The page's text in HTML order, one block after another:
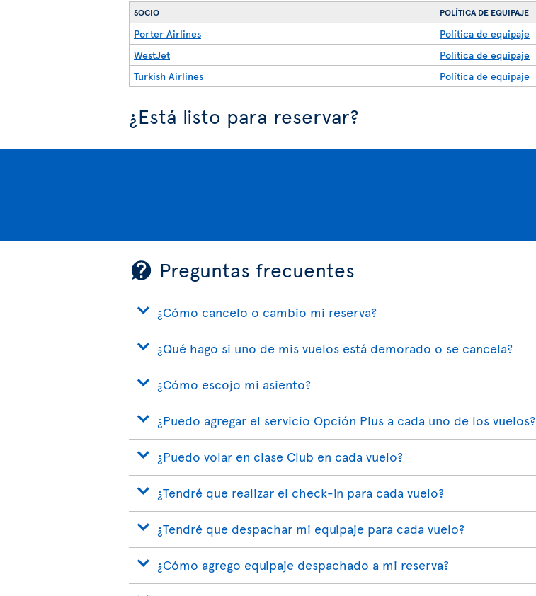
SOCIO POLÍTICA DE EQUIPAJE
Porter Airlines
Política de equipaje
WestJet
Política de equipaje
Turkish Airlines
Política de equipaje
¿Está listo para reservar?
Preguntas frecuentes
¿Cómo cancelo o cambio mi reserva?
¿Qué hago si uno de mis vuelos está demorado o se cancela?
¿Cómo escojo mi asiento?
¿Puedo agregar el servicio Opción Plus a cada uno de los vuelos?
¿Puedo volar en clase Club en cada vuelo?
¿Tendré que realizar el check-in para cada vuelo?
¿Tendré que despachar mi equipaje para cada vuelo?
¿Cómo agrego equipaje despachado a mi reserva?